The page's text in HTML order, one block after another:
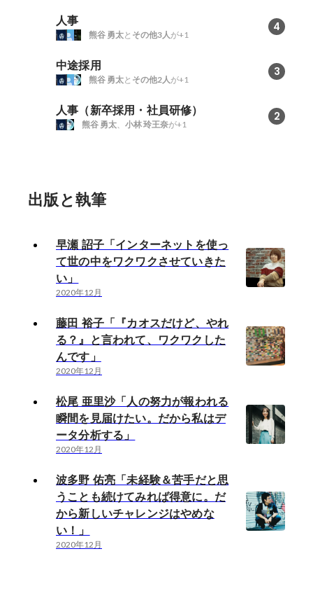
人事 4
熊谷 勇太と その他3人 が+1
中途採用 3
熊谷 勇太と その他2人 が+1
人事（新卒採用・社員研修） 2
熊谷 勇太 小林 玲王奈が+1
出版と執筆
早瀬 詔子「インターネットを使っ
て世の中をワクワクさせていきた
い」
2020年12月
藤田 裕子「『カオスだけど、やれ
る？』と言われて、ワクワクした
んです」
2020年12月
松尾 亜里沙「人の努力が報われる
瞬間を見届けたい。だから私はデ
ータ分析する」
2020年12月
波多野 佑亮「未経験＆苦手だと思
うことも続けてみれば得意に。だ
から新しいチャレンジはやめな
い！」
2020年12月